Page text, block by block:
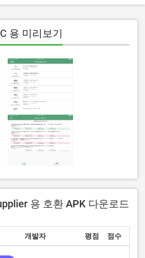
용 미리보기
용 호환 APK 다운로드
개발자 평점 점수